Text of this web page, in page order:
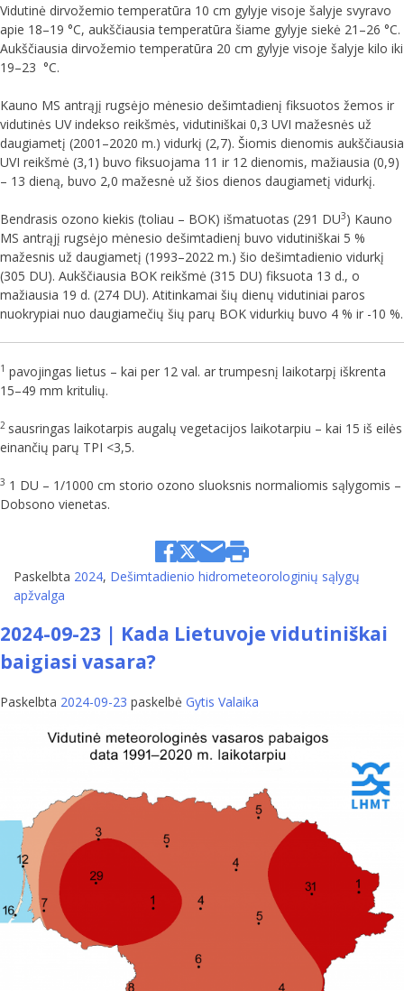
Vidutinė dirvožemio temperatūra 10 cm gylyje visoje šalyje svyravo
apie 18–19 °C, aukščiausia temperatūra šiame gylyje siekė 21–26 °C.
Aukščiausia dirvožemio temperatūra 20 cm gylyje visoje šalyje kilo iki
19–23 °C.
Kauno MS antrąjį rugsėjo mėnesio dešimtadienį fiksuotos žemos ir
vidutinės UV indekso reikšmės, vidutiniškai 0,3 UVI mažesnės už
daugiametį (2001–2020 m.) vidurkį (2,7). Šiomis dienomis aukščiausia
UVI reikšmė (3,1) buvo fiksuojama 11 ir 12 dienomis, mažiausia (0,9)
– 13 dieną, buvo 2,0 mažesnė už šios dienos daugiametį vidurkį.
Bendrasis ozono kiekis (toliau – BOK) išmatuotas (291 DU3) Kauno
MS antrąjį rugsėjo mėnesio dešimtadienį buvo vidutiniškai 5 %
mažesnis už daugiametį (1993–2022 m.) šio dešimtadienio vidurkį
(305 DU). Aukščiausia BOK reikšmė (315 DU) fiksuota 13 d., o
mažiausia 19 d. (274 DU). Atitinkamai šių dienų vidutiniai paros
nuokrypiai nuo daugiamečių šių parų BOK vidurkių buvo 4 % ir -10 %.
1 pavojingas lietus – kai per 12 val. ar trumpesnį laikotarpį iškrenta
15–49 mm kritulių.
2 sausringas laikotarpis augalų vegetacijos laikotarpiu – kai 15 iš eilės
einančių parų TPI <3,5.
3 1 DU – 1/1000 cm storio ozono sluoksnis normaliomis sąlygomis –
Dobsono vienetas.
Paskelbta 2024, Dešimtadienio hidrometeorologinių sąlygų
apžvalga
2024-09-23 | Kada Lietuvoje vidutiniškai
baigiasi vasara?
Paskelbta 2024-09-23 paskelbė Gytis Valaika